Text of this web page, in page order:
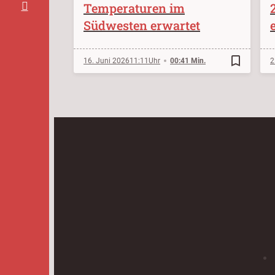
Temperaturen im
Südwesten erwartet
16. Juni 202611:11 00:41 Min. bookmark_border